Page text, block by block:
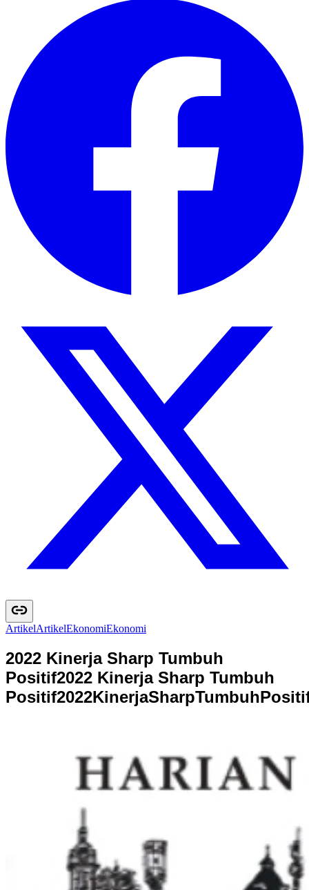
ArtikelArtikelEkonomiEkonomi
2022 Kinerja Sharp Tumbuh
Positif2022 Kinerja Sharp Tumbuh
Positif2022KinerjaSharpTumbuhPositi